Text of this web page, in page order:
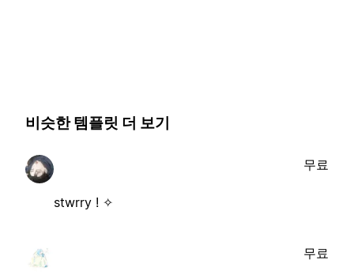
비슷한 템플릿 더 보기
stwrry ! ✧
무료
무료